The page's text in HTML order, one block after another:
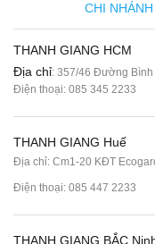
CHI
THANH GIANG HCM
Địa chỉ: 357/46 Đường Bình
Điện thoại: 085 345 2233
THANH GIANG Huế
Địa chỉ: Cm1-20 KĐT
Điện thoại: 085 447 2233
THANH GIANG BẮC